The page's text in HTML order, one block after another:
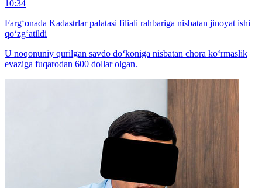
10:34
Farg‘onada Kadastrlar palatasi filiali rahbariga nisbatan jinoyat ishi
qo‘zg‘atildi
U noqonuniy qurilgan savdo do‘koniga nisbatan chora ko‘rmaslik
evaziga fuqarodan 600 dollar olgan.